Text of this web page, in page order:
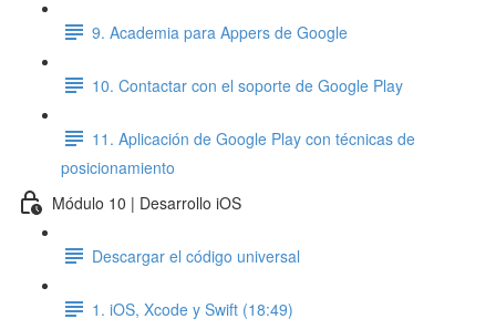
9. Academia para Appers de Google
10. Contactar con el soporte de Google Play
11. Aplicación de Google Play con técnicas de
posicionamiento
Módulo 10 | Desarrollo iOS
Descargar el código universal
1. iOS, Xcode y Swift (18:49)